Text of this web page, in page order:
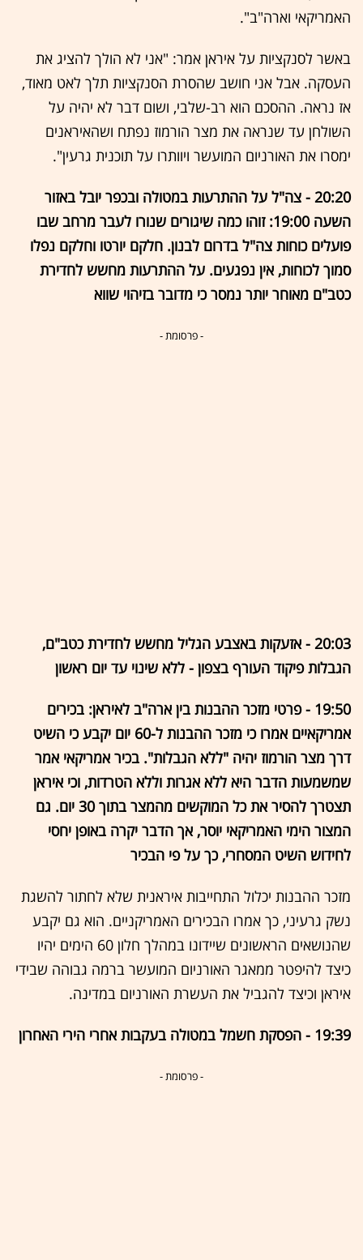
האמריקאי וארה"ב".
באשר לסנקציות על איראן אמר: "אני לא הולך להציג את
העסקה. אבל אני חושב שהסרת הסנקציות תלך לאט מאוד,
אז נראה. ההסכם הוא רב-שלבי, ושום דבר לא יהיה על
השולחן עד שנראה את מצר הורמוז נפתח ושהאיראנים
ימסרו את האורניום המועשר ויוותרו על תוכנית גרעין".
20:20 - צה"ל על ההתרעות במטולה ובכפר יובל באזור
השעה 19:00: זוהו כמה שיגורים שנורו לעבר מרחב שבו
פועלים כוחות צה"ל בדרום לבנון. חלקם יורטו וחלקם נפלו
סמוך לכוחות, אין נפגעים. על ההתרעות מחשש לחדירת
כטב"ם מאוחר יותר נמסר כי מדובר בזיהוי שווא
- פרסומת -
20:03 - אזעקות באצבע הגליל מחשש לחדירת כטב"ם,
הגבלות פיקוד העורף בצפון - ללא שינוי עד יום ראשון
19:50 - פרטי מזכר ההבנות בין ארה"ב לאיראן: בכירים
אמריקאיים אמרו כי מזכר ההבנות ל-60 יום יקבע כי השיט
דרך מצר הורמוז יהיה "ללא הגבלות". בכיר אמריקאי אמר
שמשמעות הדבר היא ללא אגרות וללא הטרדות, וכי איראן
תצטרך להסיר את כל המוקשים מהמצר בתוך 30 יום. גם
המצור הימי האמריקאי יוסר, אך הדבר יקרה באופן יחסי
לחידוש השיט המסחרי, כך על פי הבכיר
מזכר ההבנות יכלול התחייבות איראנית שלא לחתור להשגת
נשק גרעיני, כך אמרו הבכירים האמריקניים. הוא גם יקבע
שהנושאים הראשונים שיידונו במהלך חלון 60 הימים יהיו
כיצד להיפטר ממאגר האורניום המועשר ברמה גבוהה שבידי
איראן וכיצד להגביל את העשרת האורניום במדינה.
19:39 - הפסקת חשמל במטולה בעקבות אחרי הירי האחרון
- פרסומת -